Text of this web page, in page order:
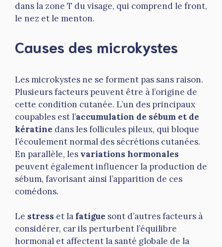
dans la zone T du visage, qui comprend le front,
le nez et le menton.
Causes des microkystes
Les microkystes ne se forment pas sans raison.
Plusieurs facteurs peuvent être à l’origine de
cette condition cutanée. L’un des principaux
coupables est l’accumulation de sébum et de
kératine dans les follicules pileux, qui bloque
l’écoulement normal des sécrétions cutanées.
En parallèle, les variations hormonales
peuvent également influencer la production de
sébum, favorisant ainsi l’apparition de ces
comédons.
Le stress et la fatigue sont d’autres facteurs à
considérer, car ils perturbent l’équilibre
hormonal et affectent la santé globale de la